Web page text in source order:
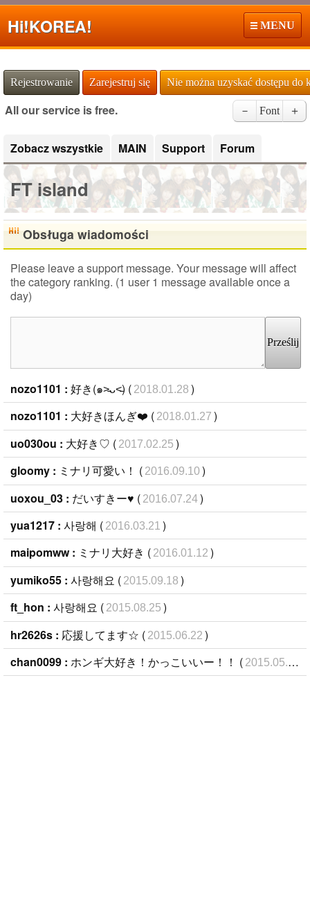
Hi!KOREA! MENU
Rejestrowanie Zarejestruj się Nie można uzyskać dostępu do
All our service is free. － Font ＋
Zobacz wszystkie MAIN Support Forum
FT island
Obsługa wiadomości
Please leave a support message. Your message will affect
the category ranking. (1 user 1 message available once a
day)
Prześlij
nozo1101 : 好き(๑˃̵ᴗ˂̵) ( 2018.01.28 )
nozo1101 : 大好きほんぎ❤️ ( 2018.01.27 )
uo030ou : 大好き♡ ( 2017.02.25 )
gloomy : ミナリ可愛い！ ( 2016.09.10 )
uoxou_03 : だいすきー♥ ( 2016.07.24)
yua1217 : 사랑해 ( 2016.03.21 )
maipomww : ミナリ大好き ( 2016.01.12 )
yumiko55 : 사랑해요 ( 2015.09.18 )
ft_hon : 사랑해요 ( 2015.08.25 )
hr2626s : 応援してます☆ ( 2015.06.22 )
chan0099 : ホンギ大好き！かっこいいー！！ ( 2015.05.31